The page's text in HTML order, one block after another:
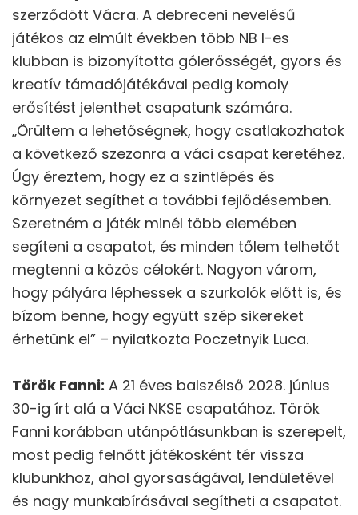
szerződött Vácra. A debreceni nevelésű
játékos az elmúlt években több NB I-es
klubban is bizonyította gólerősségét, gyors és
kreatív támadójátékával pedig komoly
erősítést jelenthet csapatunk számára.
„Örültem a lehetőségnek, hogy csatlakozhatok
a következő szezonra a váci csapat keretéhez.
Úgy éreztem, hogy ez a szintlépés és
környezet segíthet a további fejlődésemben.
Szeretném a játék minél több elemében
segíteni a csapatot, és minden tőlem telhetőt
megtenni a közös célokért. Nagyon várom,
hogy pályára léphessek a szurkolók előtt is, és
bízom benne, hogy együtt szép sikereket
érhetünk el” – nyilatkozta Poczetnyik Luca.
Török Fanni: A 21 éves balszélső 2028. június
30-ig írt alá a Váci NKSE csapatához. Török
Fanni korábban utánpótlásunkban is szerepelt,
most pedig felnőtt játékosként tér vissza
klubunkhoz, ahol gyorsaságával, lendületével
és nagy munkabírásával segítheti a csapatot.